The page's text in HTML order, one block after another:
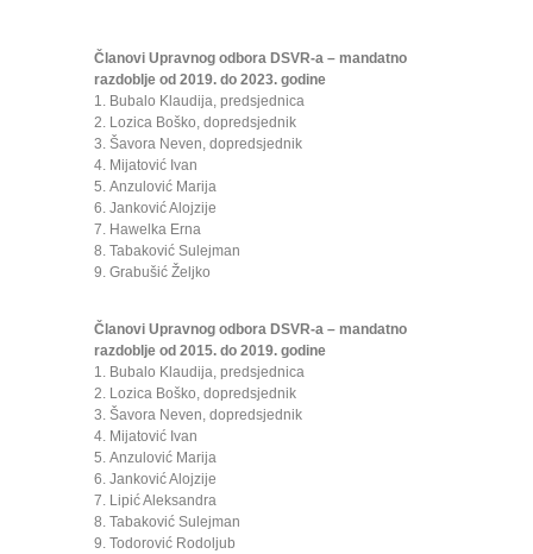
Članovi Upravnog odbora DSVR-a – mandatno
razdoblje od 2019. do 2023. godine
1. Bubalo Klaudija, predsjednica
2. Lozica Boško, dopredsjednik
3. Šavora Neven, dopredsjednik
4. Mijatović Ivan
5. Anzulović Marija
6. Janković Alojzije
7. Hawelka Erna
8. Tabaković Sulejman
9. Grabušić Željko
Članovi Upravnog odbora DSVR-a – mandatno
razdoblje od 2015. do 2019. godine
1. Bubalo Klaudija, predsjednica
2. Lozica Boško, dopredsjednik
3. Šavora Neven, dopredsjednik
4. Mijatović Ivan
5. Anzulović Marija
6. Janković Alojzije
7. Lipić Aleksandra
8. Tabaković Sulejman
9. Todorović Rodoljub